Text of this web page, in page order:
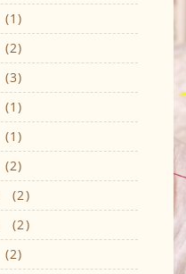
(1)
(2)
(3)
(1)
(1)
(2)
(2)
(2)
(2)